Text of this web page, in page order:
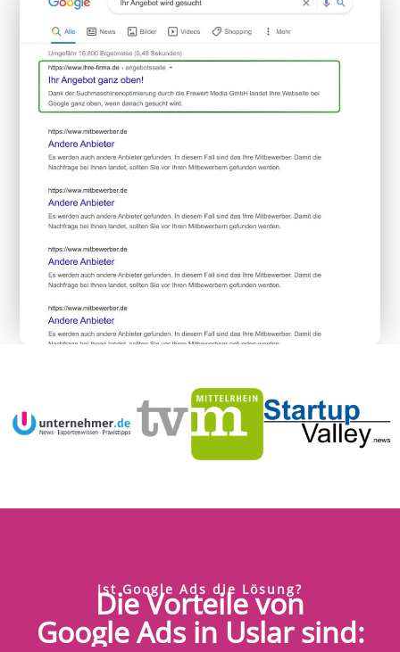
Ist Google Ads die Lösung?
Die Vorteile von
Google Ads in Uslar sind: